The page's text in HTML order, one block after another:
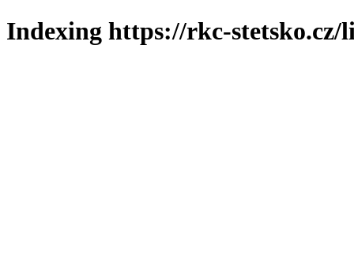
Indexing https://rkc-stetsko.cz/